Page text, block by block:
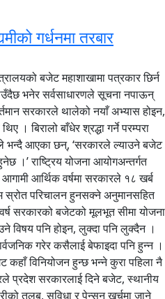
गर्धनमा तरबार
बजेट महाशाखामा पत्रकार छिर्न
भनेर सर्वसाधारणले सूचना नपाऊन्
सरकारले थालेको नयाँ अभ्यास होइन,
। बिरालो बाँधेर श्रद्धा गर्ने परम्परा
भन्दै आएका छन्, ‘सरकारले ल्याउने बजेट
।’ राष्ट्रिय योजना आयोगअन्तर्गत
आर्थिक वर्षमा सरकारले १८ खर्ब
स्रोत परिचालन हुनसक्ने अनुमानसहित
सरकारको बजेटको मूलभूत सीमा योजना
पनि होइन, लुक्दा पनि लुक्दैन ।
गरेर कसैलाई बेफाइदा पनि हुन्न ।
विनियोजन हुन्छ भन्ने कुरा पहिला नै
प्रदेश सरकारलाई दिने बजेट, स्थानीय
तलब, सुविधा र पेन्सन खर्चमा जाने